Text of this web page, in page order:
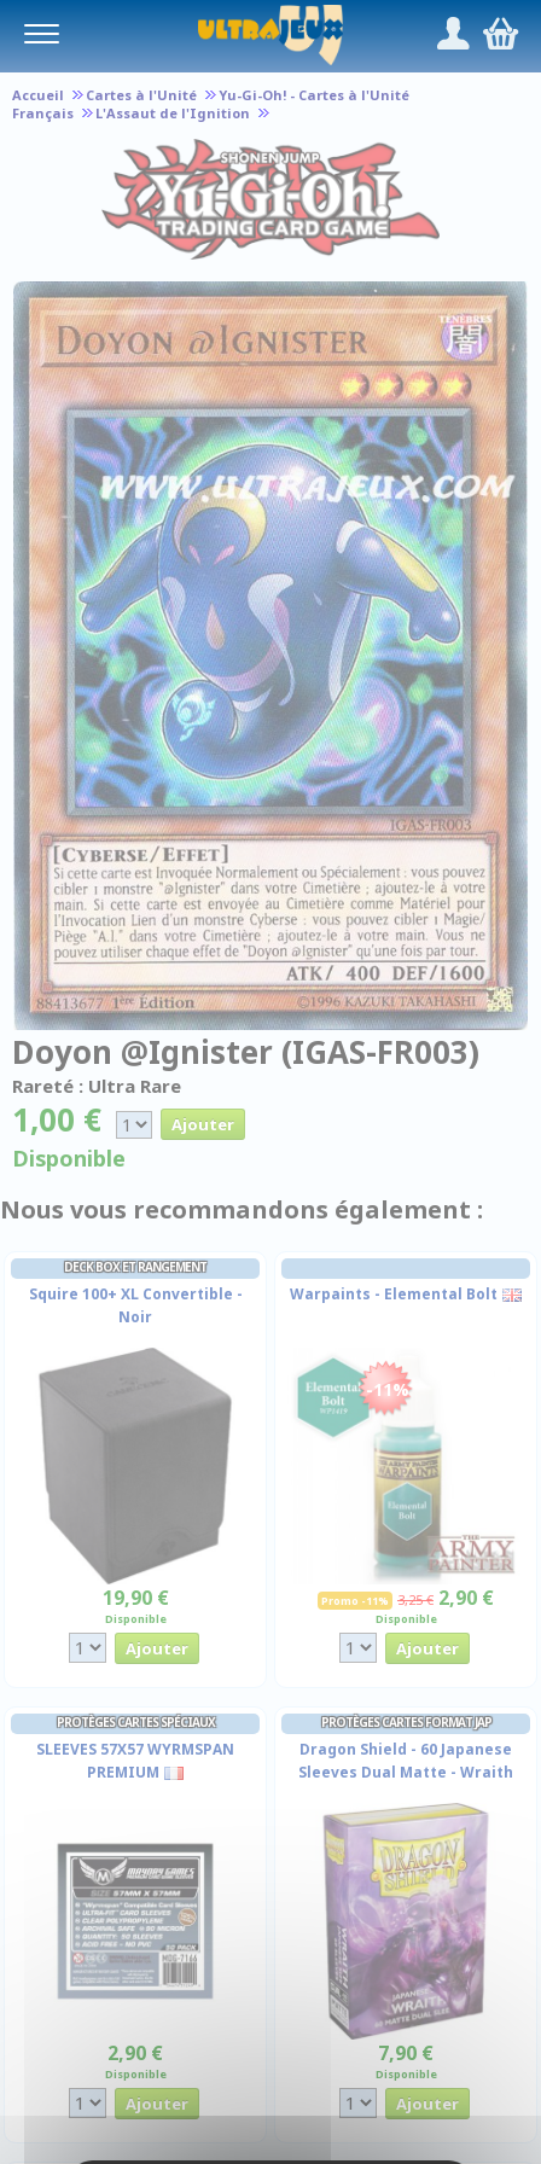
/,
Accueil Cartes à l'Unité
Yu-Gi-Oh! - Cartes à l'Unité
Français
L'Assaut de l'Ignition
Doyon @Ignister (IGAS-FR003)
Rareté : Ultra Rare
1,00 €
Disponible
Nous vous recommandons également :
DECK BOX ET RANGEMENT
Squire 100+ XL Convertible -
Noir
19,90 €
Disponible
Warpaints - Elemental Bolt
-11%
Promo -11% 3,25 € 2,90 €
Disponible
PROTÈGES CARTES SPÉCIAUX
SLEEVES 57X57 WYRMSPAN
PREMIUM
2,90 €
Disponible
PROTÈGES CARTES FORMAT JAP
Dragon Shield - 60 Japanese
Sleeves Dual Matte - Wraith
7,90 €
Disponible